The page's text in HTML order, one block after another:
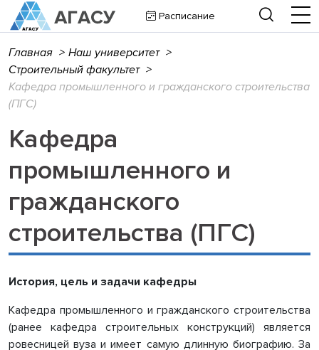
Расписание
Главная > Наш университет >
Строительный факультет >
Кафедра промышленного и гражданского строительства
(ПГС)
Кафедра
промышленного и
гражданского
строительства (ПГС)
История, цель и задачи кафедры
Кафедра промышленного и гражданского строительства
(ранее кафедра строительных конструкций) является
ровесницей вуза и имеет самую длинную биографию. За